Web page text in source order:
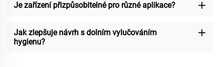
Je zařízení přizpůsobitelné pro různé aplikace?
Jak zlepšuje návrh s dolním vylučováním
hygienu?